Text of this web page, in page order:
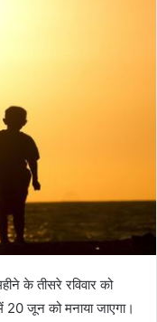
के तीसरे रविवार को
20 जून को मनाया जाएगा।